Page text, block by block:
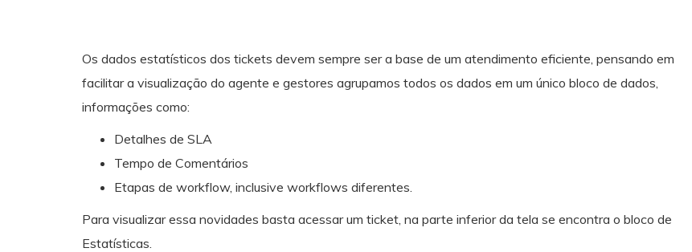
Os dados estatísticos dos tickets devem sempre ser a base de um atendimento eficiente, pensando em
facilitar a visualização do agente e gestores agrupamos todos os dados em um único bloco de dados,
informações como:
Detalhes de SLA
Tempo de Comentários
Etapas de workflow, inclusive workflows diferentes.
Para visualizar essa novidades basta acessar um ticket, na parte inferior da tela se encontra o bloco de
Estatísticas.